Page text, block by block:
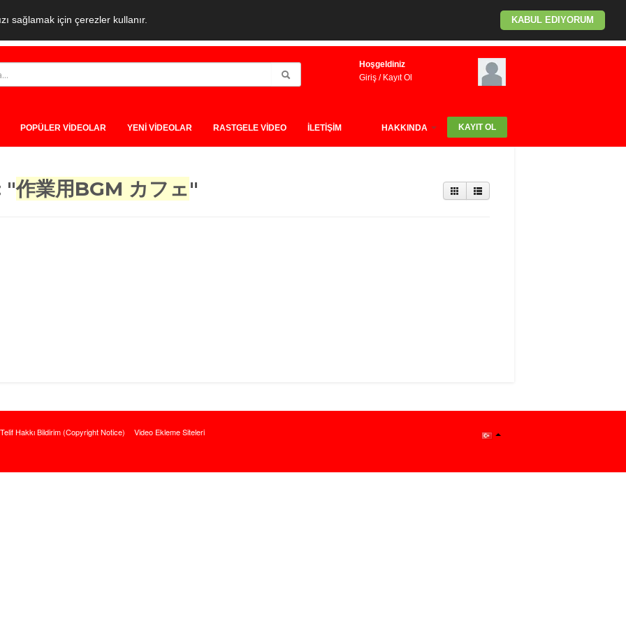
KABUL EDIYORUM
sağlamak için çerezler kullanır.
Hoşgeldiniz
Giriş/ Kayıt Ol
POPÜLER VİDEOLAR YENİ VİDEOLAR RASTGELE VİDEO İLETİŞİM HAKKINDA KAYIT OL
"作業用BGM カフェ"
Telif Hakkı Bildirim (Copyright Notice)
Video Ekleme Siteleri